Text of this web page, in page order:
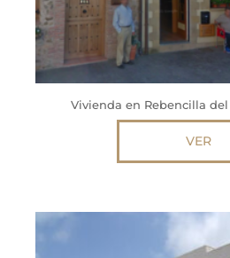
Vivienda en Rebencilla
VER